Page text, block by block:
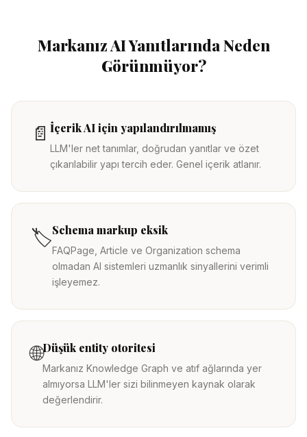
Markanız AI Yanıtlarında Neden
Görünmüyor?
📄 İçerik AI için yapılandırılmamış
LLM'ler net tanımlar, doğrudan yanıtlar ve özet
çıkarılabilir yapı tercih eder. Genel içerik atlanır.
🏷️Schema markup eksik
FAQPage, Article ve Organization schema
olmadan AI sistemleri uzmanlık sinyallerini verimli
işleyemez.
🌐Düşük entity otoritesi
Markanız Knowledge Graph ve atıf ağlarında yer
almıyorsa LLM'ler sizi bilinmeyen kaynak olarak
değerlendirir.